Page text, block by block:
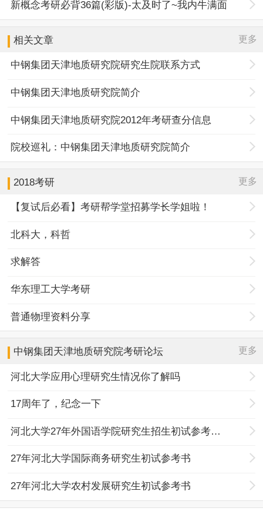
新概念考研必背36篇(彩版)-太及时了~我内牛满面
相关文章 更多
中钢集团天津地质研究院研究生院联系方式
中钢集团天津地质研究院简介
中钢集团天津地质研究院2012年考研查分信息
院校巡礼：中钢集团天津地质研究院简介
2018考研 更多
【复试后必看】考研帮学堂招募学长学姐啦！
北科大，科哲
求解答
华东理工大学考研
普通物理资料分享
中钢集团天津地质研究院考研论坛 更多
河北大学应用心理研究生情况你了解吗
17周年了，纪念一下
河北大学27年外国语学院研究生招生初试参考书目调整
27年河北大学国际商务研究生初试参考书
27年河北大学农村发展研究生初试参考书